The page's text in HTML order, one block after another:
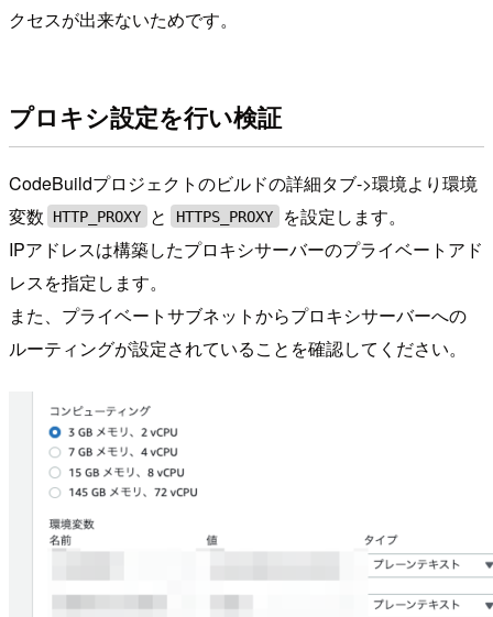
クセスが出来ないためです。
プロキシ設定を行い検証
CodeBuildプロジェクトのビルドの詳細タブ->環境より環境
変数
HTTP_PROXY と HTTPS_PROXY
を設定します。
IPアドレスは構築したプロキシサーバーのプライベートアド
レスを指定します。
また、プライベートサブネットからプロキシサーバーへの
ルーティングが設定されていることを確認してください。